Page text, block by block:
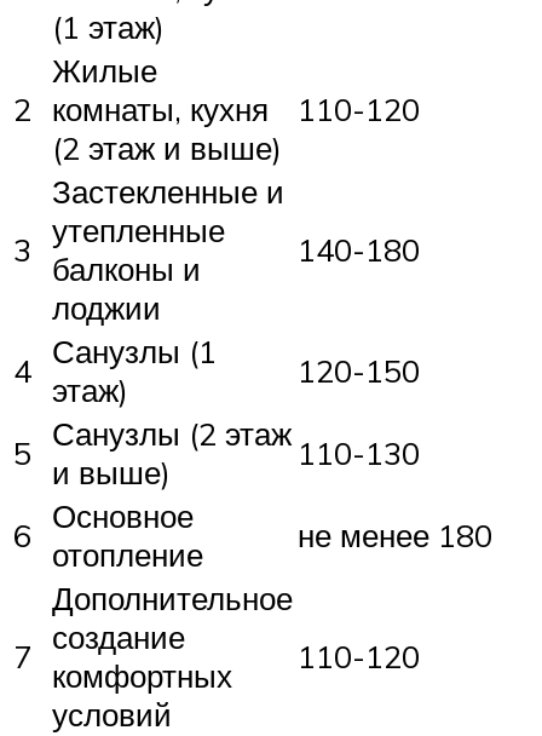
(1 этаж)
2
Жилые
комнаты, кухня
(2 этаж и выше)
110-120
3
Застекленные и
утепленные
балконы и
лоджии
140-180
4 Санузлы (1
этаж)
120-150
5 Санузлы (2 этаж
и выше)
110-130
6 Основное
отопление
не менее 180
7
Дополнительное
создание
комфортных
условий
110-120